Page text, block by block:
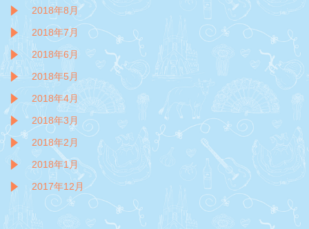
2018年8月
2018年7月
2018年6月
2018年5月
2018年4月
2018年3月
2018年2月
2018年1月
2017年12月